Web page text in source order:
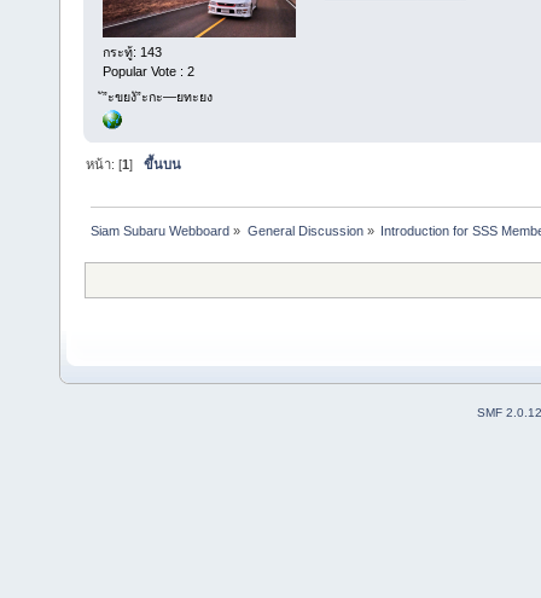
กระทู้: 143
Popular Vote : 2
ั”ะขยงั”ะกะ—ยทะยง
หน้า: [1]ขึ้นบน
Siam Subaru Webboard » General Discussion» Introduction for SSS
SMF 2.0.12